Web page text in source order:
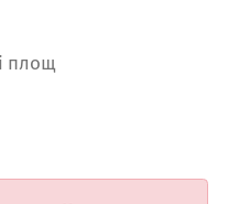
площ